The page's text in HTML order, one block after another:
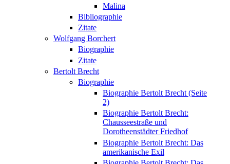
Malina
Bibliographie
Zitate
Wolfgang Borchert
Biographie
Zitate
Bertolt Brecht
Biographie
Biographie Bertolt Brecht (Seite
2)
Biographie Bertolt Brecht:
Chausseestraße und
Dorotheenstädter Friedhof
Biographie Bertolt Brecht: Das
amerikanische Exil